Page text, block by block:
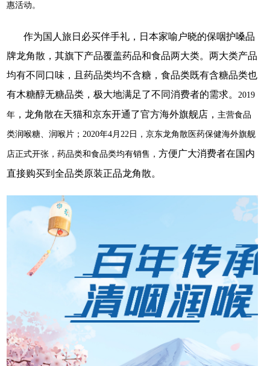
惠活动。
作为国人旅日必买伴手礼，日本家喻户晓的保咽护嗓品
牌龙角散，其旗下产品覆盖药品和食品两大类。两大类产品
均有不同口味，且药品类均不含糖，食品类既有含糖品类也
有木糖醇无糖品类，极大地满足了不同消费者的需求。 2019
年，龙角散在天猫和京东开通了官方海外旗舰店， 主营食品
类润喉糖、润喉片；2020年4月22日，京东龙角散医药保健海外旗舰
店正式开张，药品类和食品类均有销售， 方便广大消费者在国内
直接购买到 全品类原装正品龙角散。